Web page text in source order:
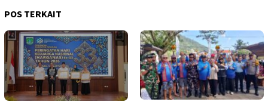
POS TERKAIT